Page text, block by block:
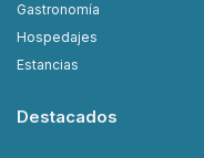
Gastronomía
Hospedajes
Estancias
Destacados